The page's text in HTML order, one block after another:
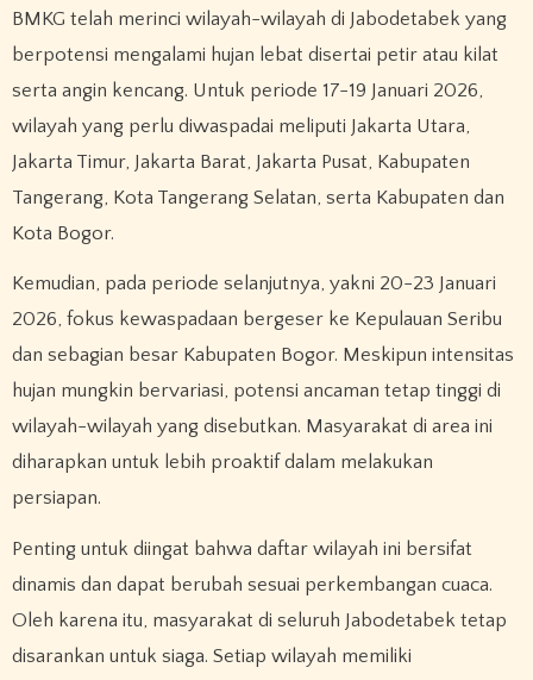
BMKG telah merinci wilayah-wilayah di Jabodetabek yang
berpotensi mengalami hujan lebat disertai petir atau kilat
serta angin kencang. Untuk periode 17-19 Januari 2026,
wilayah yang perlu diwaspadai meliputi Jakarta Utara,
Jakarta Timur, Jakarta Barat, Jakarta Pusat, Kabupaten
Tangerang, Kota Tangerang Selatan, serta Kabupaten dan
Kota Bogor.
Kemudian, pada periode selanjutnya, yakni 20-23 Januari
2026, fokus kewaspadaan bergeser ke Kepulauan Seribu
dan sebagian besar Kabupaten Bogor. Meskipun intensitas
hujan mungkin bervariasi, potensi ancaman tetap tinggi di
wilayah-wilayah yang disebutkan. Masyarakat di area ini
diharapkan untuk lebih proaktif dalam melakukan
persiapan.
Penting untuk diingat bahwa daftar wilayah ini bersifat
dinamis dan dapat berubah sesuai perkembangan cuaca.
Oleh karena itu, masyarakat di seluruh Jabodetabek tetap
disarankan untuk siaga. Setiap wilayah memiliki